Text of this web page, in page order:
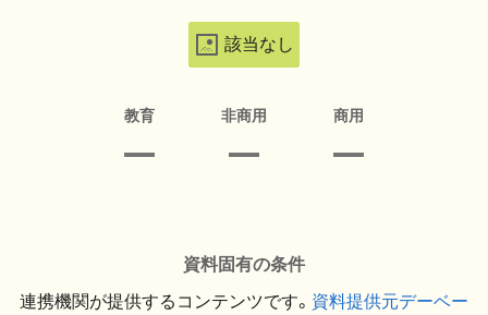
該当なし
教育 非商用 商用
資料固有の条件
連携機関が提供するコンテンツです。 資料提供元デーベー